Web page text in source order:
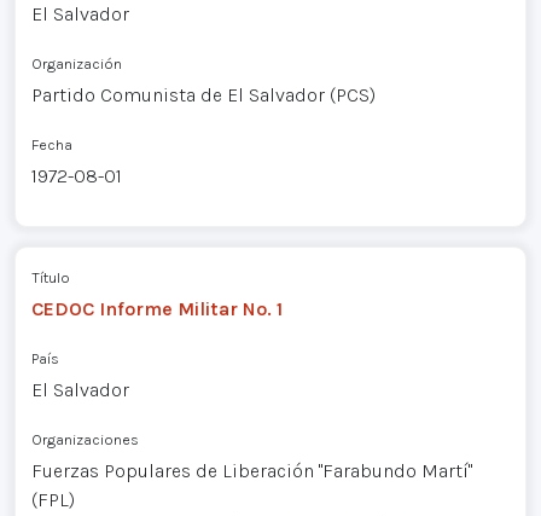
El Salvador
Organización
Partido Comunista de El Salvador (PCS)
Fecha
1972-08-01
Título
CEDOC Informe Militar No. 1
País
El Salvador
Organizaciones
Fuerzas Populares de Liberación "Farabundo Martí"
(FPL)